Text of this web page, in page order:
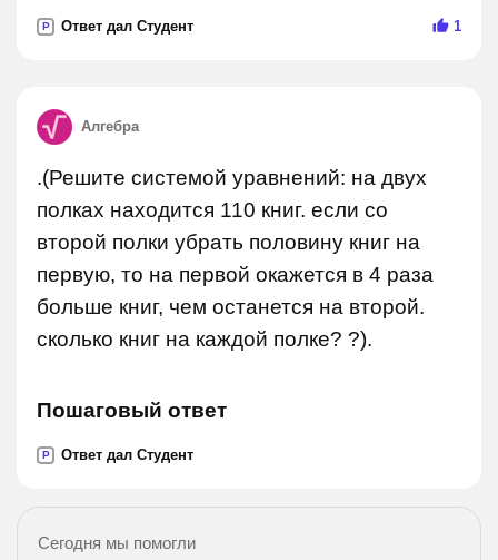
P Ответ дал Студент 1
Алгебра
.(Решите системой уравнений: на двух
полках находится 110 книг. если со
второй полки убрать половину книг на
первую, то на первой окажется в 4 раза
больше книг, чем останется на второй.
сколько книг на каждой полке? ?).
Пошаговый ответ
P Ответ дал Студент
Сегодня мы помогли